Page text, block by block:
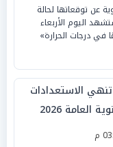
عن توقعاتها لحالة
اليوم الأربعاء
2026، «ارتفاعًا في درجات الحرارة»
الاستعدادات
العامة 2026